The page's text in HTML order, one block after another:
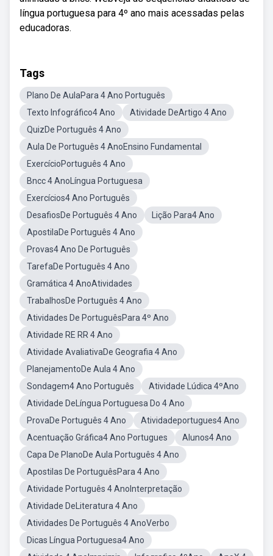
língua portuguesa para 4º ano mais acessadas pelas
educadoras.
Tags
Plano De AulaPara 4 Ano Português
Texto Infográfico4 Ano
Atividade DeArtigo 4 Ano
QuizDe Português 4 Ano
Aula De Português 4 AnoEnsino Fundamental
ExercícioPortuguês 4 Ano
Bncc 4 AnoLíngua Portuguesa
Exercícios4 Ano Português
DesafiosDe Português 4 Ano
Lição Para4 Ano
ApostilaDe Português 4 Ano
Provas4 Ano De Português
TarefaDe Português 4 Ano
Gramática 4 AnoAtividades
TrabalhosDe Português 4 Ano
Atividades De PortuguêsPara 4º Ano
Atividade RE RR 4 Ano
Atividade AvaliativaDe Geografia 4 Ano
PlanejamentoDe Aula 4 Ano
Sondagem4 Ano Português
Atividade Lúdica 4ºAno
Atividade DeLíngua Portuguesa Do 4 Ano
ProvaDe Português 4 Ano
Atividadeportugues4 Ano
Acentuação Gráfica4 Ano Portugues
Alunos4 Ano
Capa De PlanoDe Aula Português 4 Ano
Apostilas De PortuguêsPara 4 Ano
Atividade Português 4 AnoInterpretação
Atividade DeLiteratura 4 Ano
Atividades De Português 4 AnoVerbo
Dicas Língua Portuguesa4 Ano